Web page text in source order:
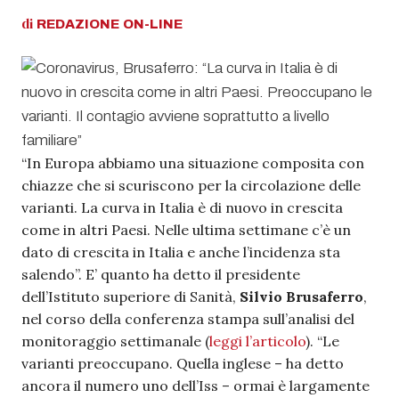
di REDAZIONE ON-LINE
“In Europa abbiamo una situazione composita con
chiazze che si scuriscono per la circolazione delle
varianti. La curva in Italia è di nuovo in crescita
come in altri Paesi. Nelle ultima settimane c’è un
dato di crescita in Italia e anche l’incidenza sta
salendo”. E’ quanto ha detto il presidente
dell’Istituto superiore di Sanità, Silvio Brusaferro,
nel corso della conferenza stampa sull’analisi del
monitoraggio settimanale (leggi l’articolo). “Le
varianti preoccupano. Quella inglese – ha detto
ancora il numero uno dell’Iss – ormai è largamente